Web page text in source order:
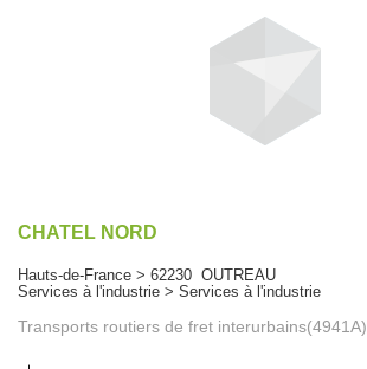
CHATEL NORD
Hauts-de-France > 62230 OUTREAU
Services à l'industrie > Services à l'industrie
Transports routiers de fret interurbains(4941A)